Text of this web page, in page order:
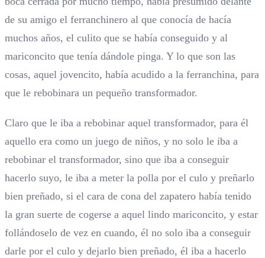
de su amigo el ferranchinero al que conocía de hacía
muchos años, el culito que se había conseguido y al
mariconcito que tenía dándole pinga. Y lo que son las
cosas, aquel jovencito, había acudido a la ferranchina, para
que le rebobinara un pequeño transformador.
Claro que le iba a rebobinar aquel transformador, para él
aquello era como un juego de niños, y no solo le iba a
rebobinar el transformador, sino que iba a conseguir
hacerlo suyo, le iba a meter la polla por el culo y preñarlo
bien preñado, si el cara de cona del zapatero había tenido
la gran suerte de cogerse a aquel lindo mariconcito, y estar
follándoselo de vez en cuando, él no solo iba a conseguir
darle por el culo y dejarlo bien preñado, él iba a hacerlo